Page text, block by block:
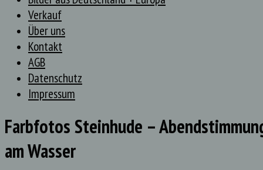
Verkauf
Über uns
Kontakt
AGB
Datenschutz
Impressum
Farbfotos Steinhude –
am Wasser